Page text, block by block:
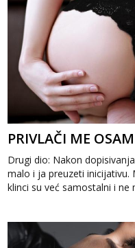
Drugi dio: Nakon
malo i ja preuzeti inicijativu.
klinci su već samostalni i